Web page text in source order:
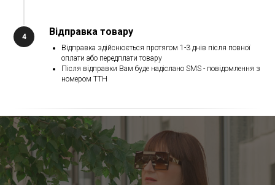
Відправка товару
Відправка здійснюється протягом 1-3 днів після повної
оплати або передплати товару
Після відправки Вам буде надіслано SMS - повідомлення з
номером ТТН